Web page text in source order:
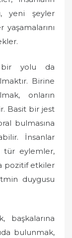
yeni şeyler
bir yolu da
Birine
onların
Basit bir jest
bulmasına
İnsanlar
tür eylemler,
pozitif etkiler
duygusu
başkalarına
bulunmak,